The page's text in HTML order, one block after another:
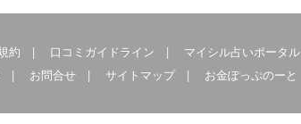
約 | 口コミガイドライン | マイシル占いポータル
| お問合せ| サイトマップ| お金ぽっぷのーと